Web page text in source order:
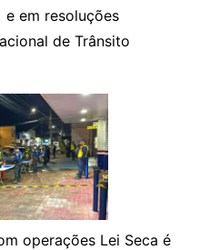
em resoluções
de Trânsito
operações Lei Seca é